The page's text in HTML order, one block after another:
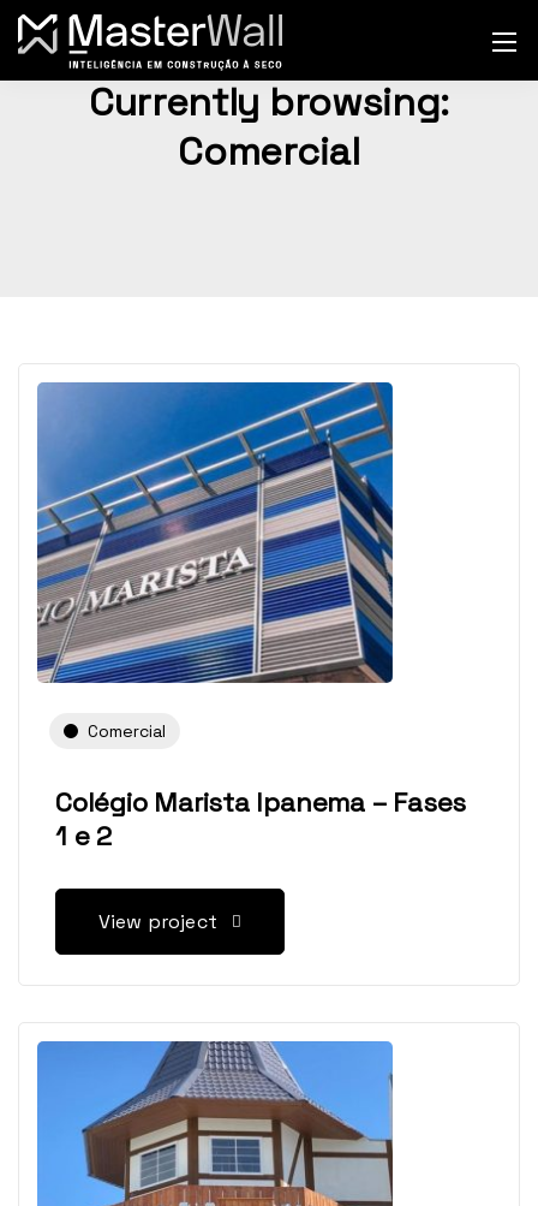
Currently browsing:
Comercial
Comercial
Colégio Marista Ipanema – Fases
1 e 2
View project